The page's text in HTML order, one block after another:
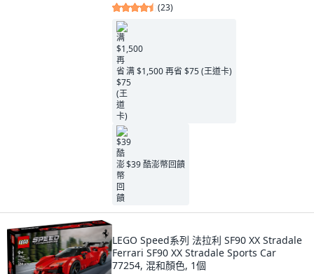
(23)
满 $1,500 再省 $75 (王道卡)
$39 酷澎幣回饋
LEGO Speed系列 法拉利 SF90 XX Stradale
Ferrari SF90 XX Stradale Sports Car
77254, 混和顏色, 1個